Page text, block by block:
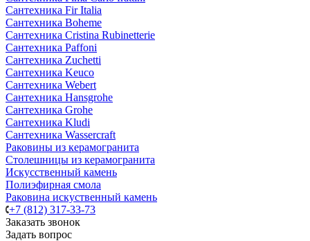
Сантехника Fir Italia
Сантехника Boheme
Сантехника Cristina Rubinetterie
Сантехника Paffoni
Сантехника Zuchetti
Сантехника Keuco
Сантехника Webert
Сантехника Hansgrohe
Сантехника Grohe
Сантехника Kludi
Сантехника Wassercraft
Раковины из керамогранита
Столешницы из керамогранита
Искусственный камень
Полиэфирная смола
Раковина искуственный камень
+7 (812) 317-33-73
Заказать звонок
Задать вопрос